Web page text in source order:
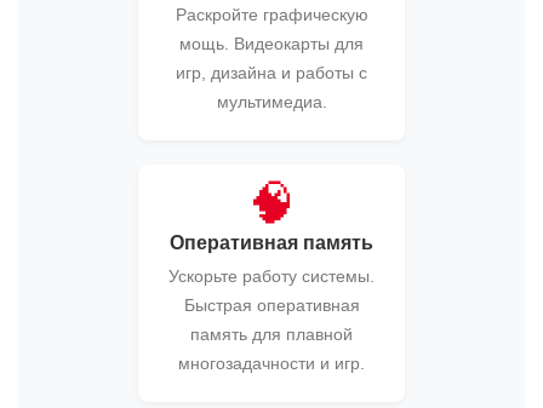
Раскройте графическую
мощь. Видеокарты для
игр, дизайна и работы с
мультимедиа.
🧠
Оперативная память
Ускорьте работу системы.
Быстрая оперативная
память для плавной
многозадачности и игр.